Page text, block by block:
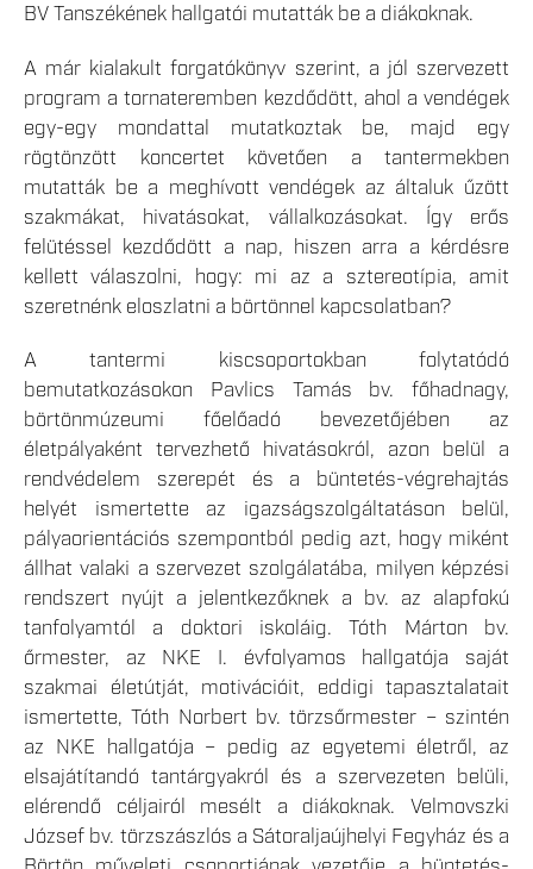
BV Tanszékének hallgatói mutatták be a diákoknak.
A már kialakult forgatókönyv szerint, a jól szervezett
program a tornateremben kezdődött, ahol a vendégek
egy-egy mondattal mutatkoztak be, majd egy
rögtönzött koncertet követően a tantermekben
mutatták be a meghívott vendégek az általuk űzött
szakmákat, hivatásokat, vállalkozásokat. Így erős
felütéssel kezdődött a nap, hiszen arra a kérdésre
kellett válaszolni, hogy: mi az a sztereotípia, amit
szeretnénk eloszlatni a börtönnel kapcsolatban?
A tantermi kiscsoportokban folytatódó
bemutatkozásokon Pavlics Tamás bv. főhadnagy,
börtönmúzeumi főelőadó bevezetőjében az
életpályaként tervezhető hivatásokról, azon belül a
rendvédelem szerepét és a büntetés-végrehajtás
helyét ismertette az igazságszolgáltatáson belül,
pályaorientációs szempontból pedig azt, hogy miként
állhat valaki a szervezet szolgálatába, milyen képzési
rendszert nyújt a jelentkezőknek a bv. az alapfokú
tanfolyamtól a doktori iskoláig. Tóth Márton bv.
őrmester, az NKE I. évfolyamos hallgatója saját
szakmai életútját, motivációit, eddigi tapasztalatait
ismertette, Tóth Norbert bv. törzsőrmester – szintén
az NKE hallgatója – pedig az egyetemi életről, az
elsajátítandó tantárgyakról és a szervezeten belüli,
elérendő céljairól mesélt a diákoknak. Velmovszki
József bv. törzszászlós a Sátoraljaújhelyi Fegyház és a